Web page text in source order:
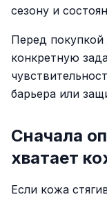
сезону и
Перед покупкой
конкретную
барьера или
Сначала
хватает
Если кожа